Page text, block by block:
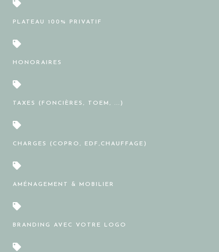
PLATEAU 100% PRIVATIF
HONORAIRES
TAXES (FONCIÈRES, TOEM, ...)
CHARGES (COPRO, EDF,CHAUFFAGE)
AMÉNAGEMENT & MOBILIER
BRANDING AVEC VOTRE LOGO